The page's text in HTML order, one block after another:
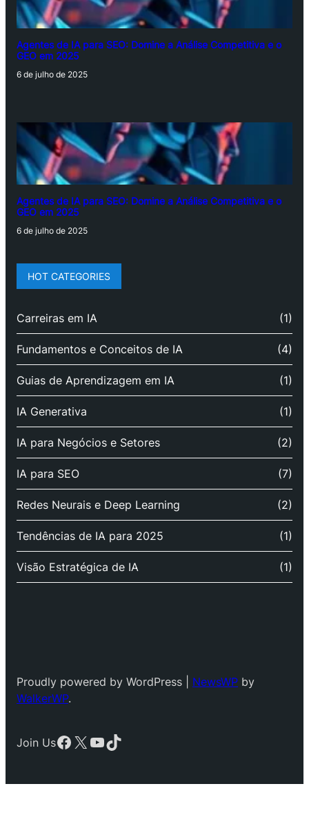
Agentes de IA para SEO: Domine a Análise Competitiva e o
GEO em 2025
6 de julho de 2025
Agentes de IA para SEO: Domine a Análise Competitiva e o
GEO em 2025
6 de julho de 2025
HOT CATEGORIES
Carreiras em IA (1)
Fundamentos e Conceitos de IA (4)
Guias de Aprendizagem em IA (1)
IA Generativa (1)
IA para Negócios e Setores (2)
IA para SEO (7)
Redes Neurais e Deep Learning (2)
Tendências de IA para 2025 (1)
Visão Estratégica de IA (1)
Proudly powered by WordPress | NewsWP by
WalkerWP.
Join UsFacebook
X YouTube
TikTok